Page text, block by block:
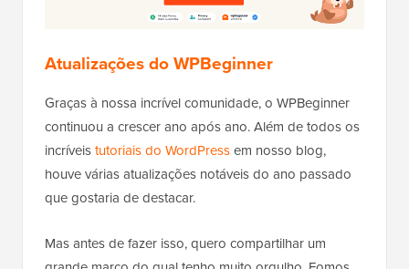
Atualizações do WPBeginner
Graças à nossa incrível comunidade, o WPBeginner
continuou a crescer ano após ano. Além de todos os
incríveistutoriais do WordPressem nosso blog,
houve várias atualizações notáveis do ano passado
que gostaria de destacar.
Mas antes de fazer isso, quero compartilhar um